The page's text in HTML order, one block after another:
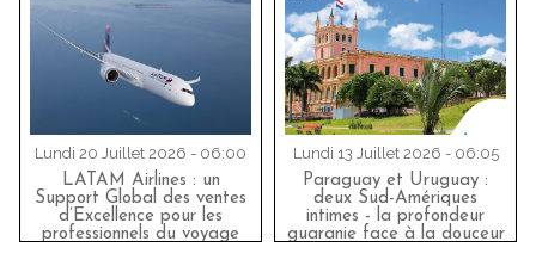
Lundi 20 Juillet 2026 - 06:00
LATAM Airlines : un
Support Global des ventes
d’Excellence pour les
professionnels du voyage
Lundi 13 Juillet 2026 - 06:05
Paraguay et Uruguay :
deux Sud-Amériques
intimes - la profondeur
guaranie face à la douceur